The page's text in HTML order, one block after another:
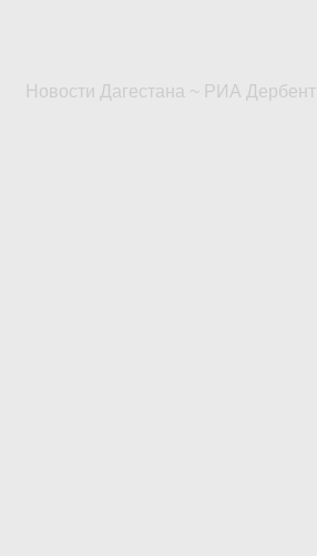
Новости Дагестана ~ РИА Дербент